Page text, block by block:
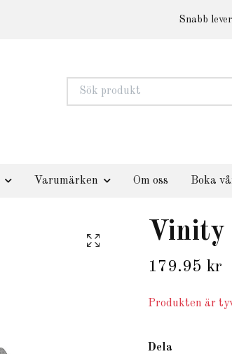
Snabb
Varumärken Om oss Boka
Vinity
179.95 kr
Produkten är
Dela